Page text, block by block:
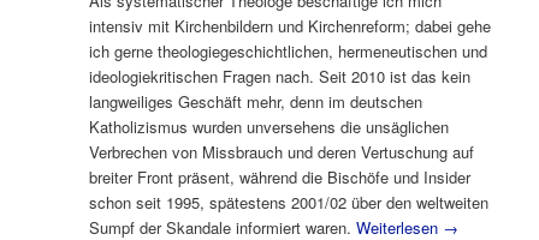
intensiv mit Kirchenbildern und Kirchenreform; dabei gehe
ich gerne theologiegeschichtlichen, hermeneutischen und
ideologiekritischen Fragen nach. Seit 2010 ist das kein
langweiliges Geschäft mehr, denn im deutschen
Katholizismus wurden unversehens die unsäglichen
Verbrechen von Missbrauch und deren Vertuschung auf
breiter Front präsent, während die Bischöfe und Insider
schon seit 1995, spätestens 2001/02 über den weltweiten
Sumpf der Skandale informiert waren.Weiterlesen →